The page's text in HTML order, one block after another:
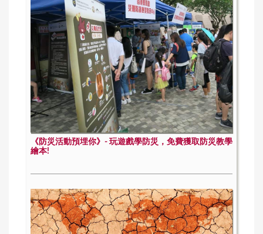
《防災活動預埋你》- 玩遊戲學防災，免費獲取防災教學
繪本!